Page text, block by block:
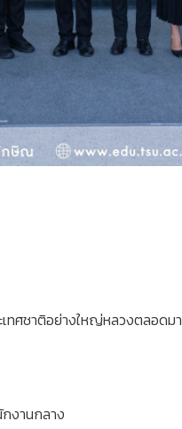
ทศชาติอย่างใหญ่หลวงตลอดมา
งานกลาง